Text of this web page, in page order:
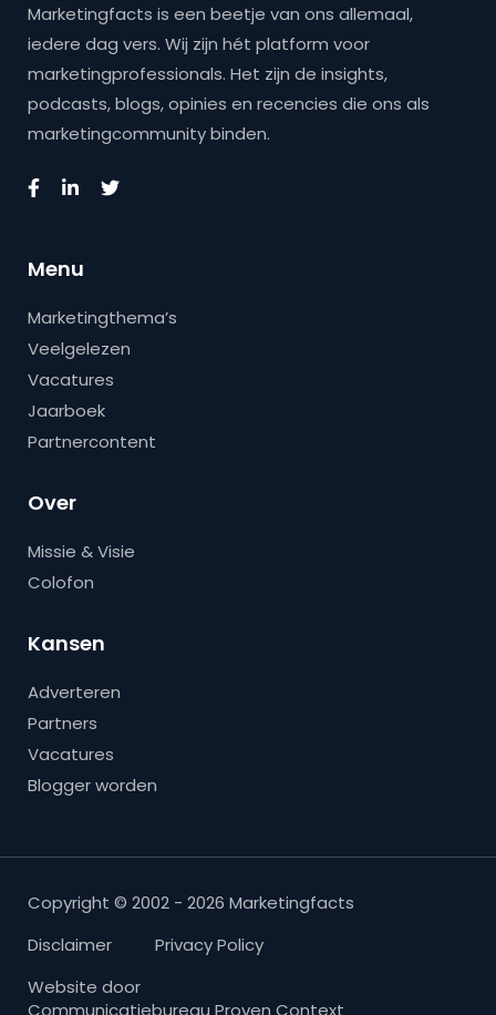
Marketingfacts is een beetje van ons allemaal,
iedere dag vers. Wij zijn hét platform voor
marketingprofessionals. Het zijn de insights,
podcasts, blogs, opinies en recencies die ons als
marketingcommunity binden.
Menu
Marketingthema’s
Veelgelezen
Vacatures
Jaarboek
Partnercontent
Over
Missie & Visie
Colofon
Kansen
Adverteren
Partners
Vacatures
Blogger worden
Copyright © 2002 - 2026 Marketingfacts
Disclaimer
Privacy Policy
Website door
Communicatiebureau Proven Context